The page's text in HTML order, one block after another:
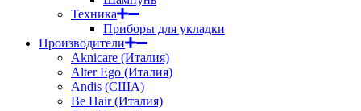
Техника
Приборы для укладки
Производители
Aknicare (Италия)
Alter Ego (Италия)
Andis (США)
Be Hair (Италия)